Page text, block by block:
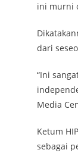
ini murni
dari
“Ini
Media
Ketum
sebagai